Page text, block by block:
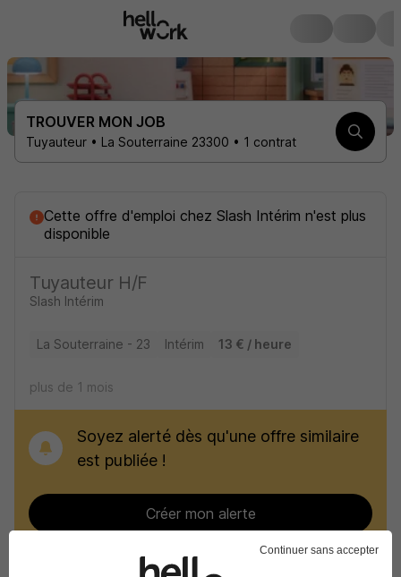
TROUVER MON JOB
Tuyauteur • La Souterraine 23300 • 1 contrat
Cette offre d'emploi chez Slash Intérim n'est plus
disponible
Tuyauteur H/F
Slash Intérim
La Souterraine - 23 Intérim 13 € / heure
plus de 1 mois
Soyez alerté dès qu'une offre similaire
est publiée !
Créer mon alerte
Continuer sans accepter